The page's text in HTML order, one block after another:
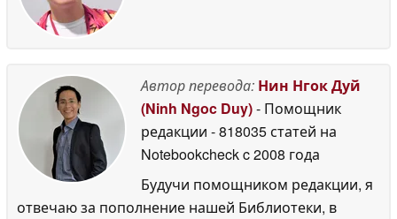
Автор перевода: Нин Нгок Дуй
(Ninh Ngoc Duy)- Помощник
редакции - 818035 статей на
Notebookcheckc 2008 года
Будучи помощником редакции, я
отвечаю за пополнение нашей Библиотеки, в